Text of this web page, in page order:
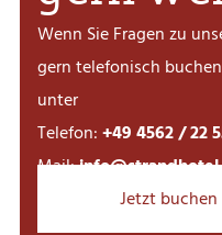
Wenn Sie Fragen zu
gern telefonisch
unter
Telefon:+49 4562 / 22
Mail:
Jetzt buchen